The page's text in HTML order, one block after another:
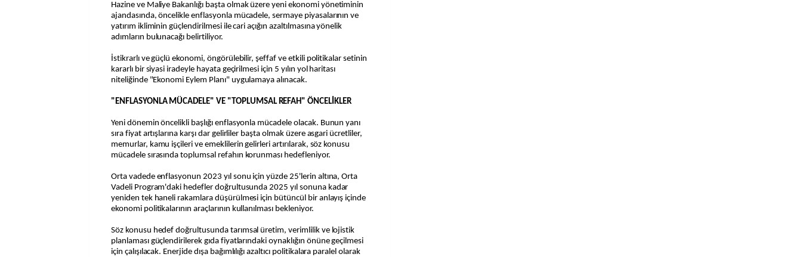
Hazine ve Maliye Bakanlığı başta olmak üzere yeni ekonomi yönetiminin
ajandasında, öncelikle enflasyonla mücadele, sermaye piyasalarının ve
yatırım ikliminin güçlendirilmesi ile cari açığın azaltılmasına yönelik
adımların bulunacağı belirtiliyor.
İstikrarlı ve güçlü ekonomi, öngörülebilir, şeffaf ve etkili politikalar setinin
kararlı bir siyasi iradeyle hayata geçirilmesi için 5 yılın yol haritası
niteliğinde "Ekonomi Eylem Planı" uygulamaya alınacak.
"ENFLASYONLA MÜCADELE" VE "TOPLUMSAL REFAH" ÖNCELİKLER
Yeni dönemin öncelikli başlığı enflasyonla mücadele olacak. Bunun yanı
sıra fiyat artışlarına karşı dar gelirliler başta olmak üzere asgari ücretliler,
memurlar, kamu işçileri ve emeklilerin gelirleri artırılarak, söz konusu
mücadele sırasında toplumsal refahın korunması hedefleniyor.
Orta vadede enflasyonun 2023 yıl sonu için yüzde 25'lerin altına, Orta
Vadeli Program'daki hedefler doğrultusunda 2025 yıl sonuna kadar
yeniden tek haneli rakamlara düşürülmesi için bütüncül bir anlayış içinde
ekonomi politikalarının araçlarının kullanılması bekleniyor.
Söz konusu hedef doğrultusunda tarımsal üretim, verimlilik ve lojistik
planlaması güçlendirilerek gıda fiyatlarındaki oynaklığın önüne geçilmesi
için çalışılacak. Enerjide dışa bağımlılığı azaltıcı politikalara paralel olarak